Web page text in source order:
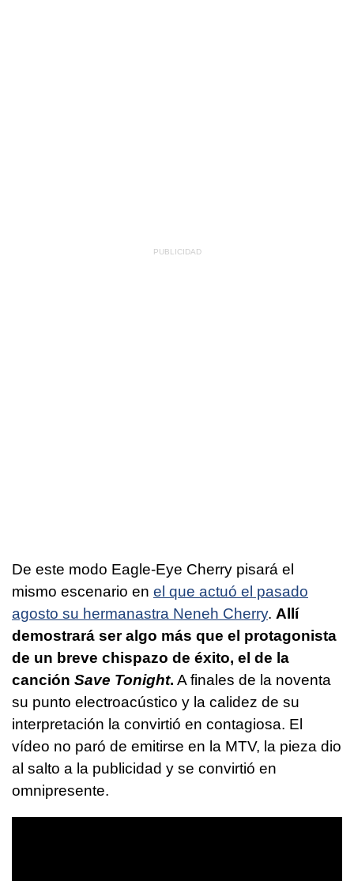
De este modo Eagle-Eye Cherry pisará el
mismo escenario en el que actuó el pasado
agosto su hermanastra Neneh Cherry. Allí
demostrará ser algo más que el protagonista
de un breve chispazo de éxito, el de la
canción Save Tonight. A finales de la noventa
su punto electroacústico y la calidez de su
interpretación la convirtió en contagiosa. El
vídeo no paró de emitirse en la MTV, la pieza dio
al salto a la publicidad y se convirtió en
omnipresente.